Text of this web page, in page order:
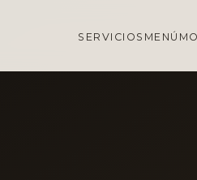
SERVICIOS MENÚ